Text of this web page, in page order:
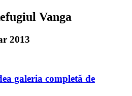
Vanga
2013
galeria completă de